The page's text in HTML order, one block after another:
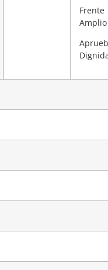
Frente
Amplio